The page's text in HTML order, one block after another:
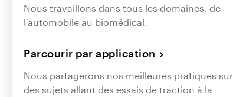
Nous travaillons dans tous les domaines, de
l'automobile au biomédical.
Parcourir par application
Nous partagerons nos meilleures pratiques sur
des sujets allant des essais de traction à la